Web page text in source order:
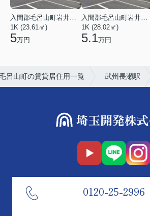
1K (23.61㎡)
5万円
1K (28.02㎡)
5.1万円
呂山町の賃貸居住用一覧 武州長瀬駅
0120-25-2996